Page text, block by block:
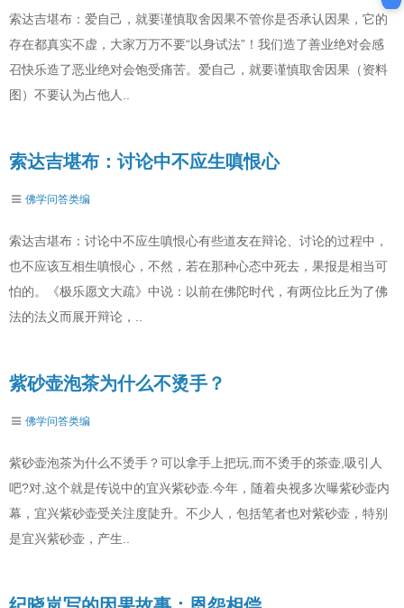
索达吉堪布：爱自己，就要谨慎取舍因果不管你是否承认因果，它的
存在都真实不虚，大家万万不要“以身试法”！我们造了善业绝对会感
召快乐造了恶业绝对会饱受痛苦。爱自己，就要谨慎取舍因果（资料
图）不要认为占他人..
索达吉堪布：讨论中不应生嗔恨心
佛学问答类编
索达吉堪布：讨论中不应生嗔恨心有些道友在辩论、讨论的过程中，
也不应该互相生嗔恨心，不然，若在那种心态中死去，果报是相当可
怕的。《极乐愿文大疏》中说：以前在佛陀时代，有两位比丘为了佛
法的法义而展开辩论，..
紫砂壶泡茶为什么不烫手？
佛学问答类编
紫砂壶泡茶为什么不烫手？可以拿手上把玩,而不烫手的茶壶,吸引人
吧?对,这个就是传说中的宜兴紫砂壶.今年，随着央视多次曝紫砂壶内
幕，宜兴紫砂壶受关注度陡升。不少人，包括笔者也对紫砂壶，特别
是宜兴紫砂壶，产生..